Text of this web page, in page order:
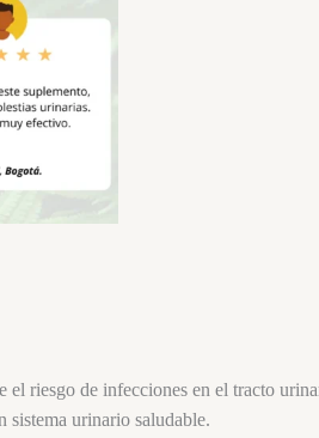
el riesgo de infecciones en el tracto
sistema urinario saludable.